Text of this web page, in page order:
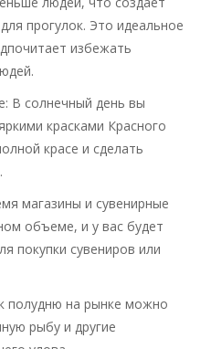
прогулок. Это идеальное
избежать
В солнечный день вы
красками Красного
красе и сделать
магазины и сувенирные
объеме, и у вас будет
покупки сувениров или
полудню на рынке можно
рыбу и другие